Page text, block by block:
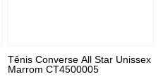
Tênis Converse All Star Unissex
Marrom CT4500005